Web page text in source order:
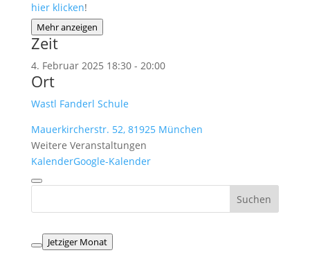
hier klicken!
Mehr anzeigen
Zeit
4. Februar 2025 18:30- 20:00
Ort
Wastl Fanderl Schule
Mauerkircherstr. 52, 81925 München
Weitere Veranstaltungen
KalenderGoogle-Kalender
Jetziger Monat